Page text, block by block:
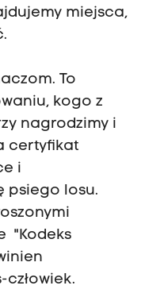
miejsca,
To
kogo z
nagrodzimy i
certyfikat
i
psiego losu.
"Kodeks